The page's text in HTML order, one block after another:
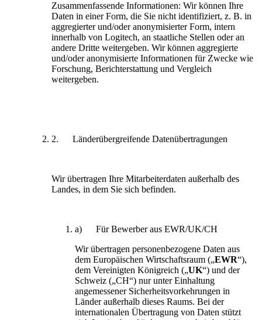
Zusammenfassende Informationen: Wir können Ihre
Daten in einer Form, die Sie nicht identifiziert, z. B. in
aggregierter und/oder anonymisierter Form, intern
innerhalb von Logitech, an staatliche Stellen oder an
andere Dritte weitergeben. Wir können aggregierte
und/oder anonymisierte Informationen für Zwecke wie
Forschung, Berichterstattung und Vergleich
weitergeben.
2. Länderübergreifende Datenübertragungen
Wir übertragen Ihre Mitarbeiterdaten außerhalb des
Landes, in dem Sie sich befinden.
a) Für Bewerber aus EWR/UK/CH
Wir übertragen personenbezogene Daten aus
dem Europäischen Wirtschaftsraum („EWR“),
dem Vereinigten Königreich („UK“) und der
Schweiz („CH“) nur unter Einhaltung
angemessener Sicherheitsvorkehrungen in
Länder außerhalb dieses Raums. Bei der
internationalen Übertragung von Daten stützt